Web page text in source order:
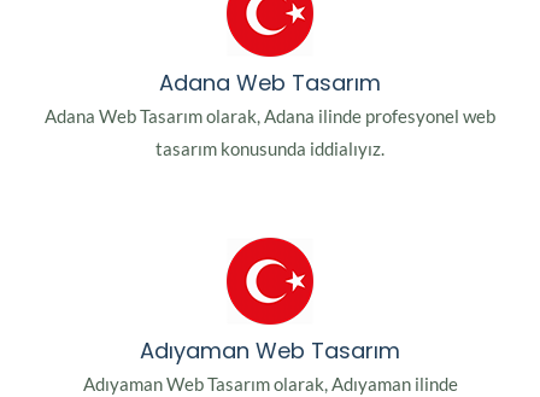
Adana Web Tasarım
Adana Web Tasarım olarak, Adana ilinde profesyonel web
tasarım konusunda iddialıyız.
Adıyaman Web Tasarım
Adıyaman Web Tasarım olarak, Adıyaman ilinde